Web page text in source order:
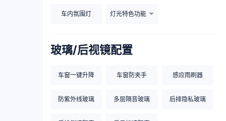
车内氛围灯 灯光特色功能
玻璃/后视镜配置
车窗一键升降 车窗防夹手 感应雨刷器
防紫外线玻璃 多层隔音玻璃 后排隐私玻璃